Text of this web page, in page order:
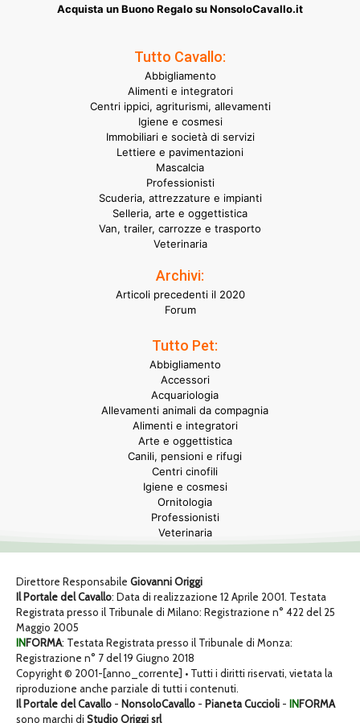
Acquista un Buono Regalo su NonsoloCavallo.it
Tutto Cavallo:
Abbigliamento
Alimenti e integratori
Centri ippici, agriturismi, allevamenti
Igiene e cosmesi
Immobiliari e società di servizi
Lettiere e pavimentazioni
Mascalcia
Professionisti
Scuderia, attrezzature e impianti
Selleria, arte e oggettistica
Van, trailer, carrozze e trasporto
Veterinaria
Archivi:
Articoli precedenti il 2020
Forum
Tutto Pet:
Abbigliamento
Accessori
Acquariologia
Allevamenti animali da compagnia
Alimenti e integratori
Arte e oggettistica
Canili, pensioni e rifugi
Centri cinofili
Igiene e cosmesi
Ornitologia
Professionisti
Veterinaria
Direttore Responsabile Giovanni Origgi
Il Portale del Cavallo: Data di realizzazione 12 Aprile 2001. Testata
Registrata presso il Tribunale di Milano: Registrazione n° 422 del 25
Maggio 2005
INFORMA: Testata Registrata presso il Tribunale di Monza:
Registrazione n° 7 del 19 Giugno 2018
Copyright © 2001-[anno_corrente] • Tutti i diritti riservati, vietata la
riproduzione anche parziale di tutti i contenuti.
Il Portale del Cavallo - NonsoloCavallo - Pianeta Cuccioli - INFORMA
sono marchi di Studio Origgi srl